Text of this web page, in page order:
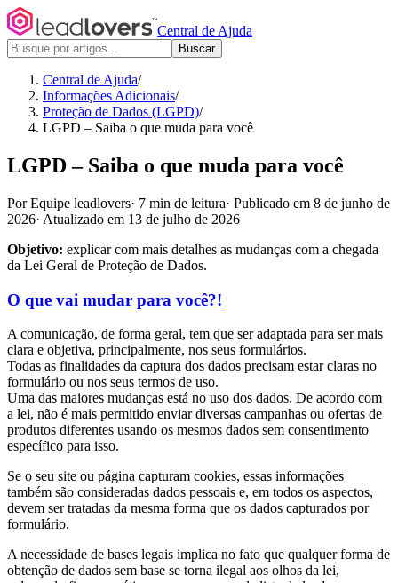
Central de Ajuda
Buscar
Central de Ajuda/
Informações Adicionais/
Proteção de Dados (LGPD)/
LGPD – Saiba o que muda para você
LGPD – Saiba o que muda para você
Por Equipe leadlovers· 7 min de leitura· Publicado em 8 de junho de
2026· Atualizado em 13 de julho de 2026
Objetivo: explicar com mais detalhes as mudanças com a chegada
da Lei Geral de Proteção de Dados.
O que vai mudar para você?!
A comunicação, de forma geral, tem que ser adaptada para ser mais
clara e objetiva, principalmente, nos seus formulários.
Todas as finalidades da captura dos dados precisam estar claras no
formulário ou nos seus termos de uso.
Uma das maiores mudanças está no uso dos dados. De acordo com
a lei, não é mais permitido enviar diversas campanhas ou ofertas de
produtos diferentes usando os mesmos dados sem consentimento
específico para isso.
Se o seu site ou página capturam cookies, essas informações
também são consideradas dados pessoais e, em todos os aspectos,
devem ser tratadas da mesma forma que os dados capturados por
formulário.
A necessidade de bases legais implica no fato que qualquer forma de
obtenção de dados sem base se torna ilegal aos olhos da lei,